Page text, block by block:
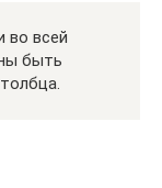
во всей
быть